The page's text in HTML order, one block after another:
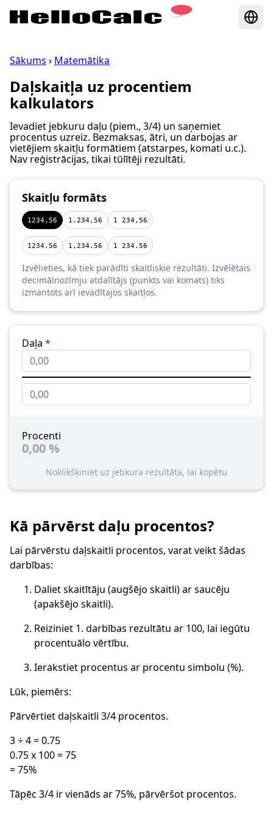
Sākums › Matemātika
Daļskaitļa uz procentiem
kalkulators
Ievadiet jebkuru daļu (piem., 3/4) un saņemiet
procentus uzreiz. Bezmaksas, ātri, un darbojas ar
vietējiem skaitļu formātiem (atstarpes, komati u.c.).
Nav reģistrācijas, tikai tūlītēji rezultāti.
Skaitļu formāts
1234,56 1.234,56 1 234,56
1234.56 1,234.56 1 234.56
Izvēlieties, kā tiek parādīti skaitliskie rezultāti. Izvēlētais
decimālnozīmju atdalītājs (punkts vai komats) tiks
izmantots arī ievadītajos skaitļos.
Daļa *
Procenti
0,00%
Noklikšķiniet uz jebkura rezultāta, lai kopētu
Kā pārvērst daļu procentos?
Lai pārvērstu daļskaitli procentos, varat veikt šādas
darbības:
Daliet skaitītāju (augšējo skaitli) ar saucēju
(apakšējo skaitli).
Reiziniet 1. darbības rezultātu ar 100, lai iegūtu
procentuālo vērtību.
Ierakstiet procentus ar procentu simbolu (%).
Lūk, piemērs:
Pārvērtiet daļskaitli 3/4 procentos.
3 ÷ 4 = 0.75
0.75 x 100 = 75
= 75%
Tāpēc 3/4 ir vienāds ar 75%, pārvēršot procentos.